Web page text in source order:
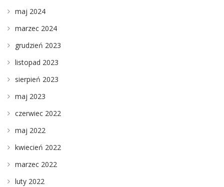
maj 2024
marzec 2024
grudzień 2023
listopad 2023
sierpień 2023
maj 2023
czerwiec 2022
maj 2022
kwiecień 2022
marzec 2022
luty 2022